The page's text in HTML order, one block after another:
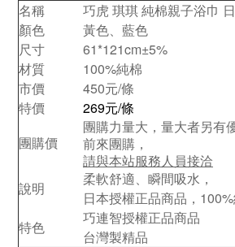
名稱
巧虎 琪琪 純棉親子浴巾
顏色
黃色、藍色
尺寸
61*121cm±5%
材質
100%純棉
市價
450元/條
特價
269元/條
團購價
團購力量大，量大者另有
前來團購，
請與本站服務人員接洽
說明
柔軟舒適、瞬間吸水，
日本授權正品商品，
特色
巧連智授權正品商品
台灣製精品